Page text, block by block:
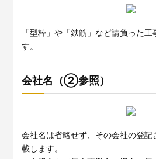
「型枠」や「鉄筋」など請負った
す。
会社名（②参照）
会社名は省略せず、その会社の登
載します。